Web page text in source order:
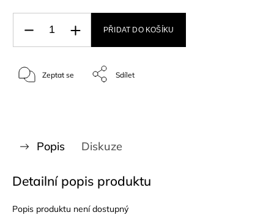
PŘIDAT DO KOŠÍKU
Zeptat se Sdílet
Popis Diskuze
Detailní popis produktu
Popis produktu není dostupný